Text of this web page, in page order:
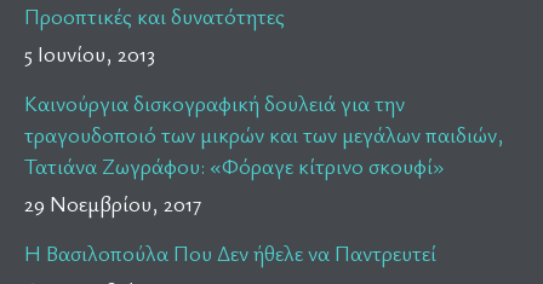
Προοπτικές και δυνατότητες
5 Ιουνίου, 2013
Καινούργια δισκογραφική δουλειά για την
τραγουδοποιό των μικρών και των μεγάλων παιδιών,
Τατιάνα Ζωγράφου: «Φόραγε κίτρινο σκουφί»
29 Νοεμβρίου, 2017
Η Βασιλοπούλα Που Δεν ήθελε να Παντρευτεί